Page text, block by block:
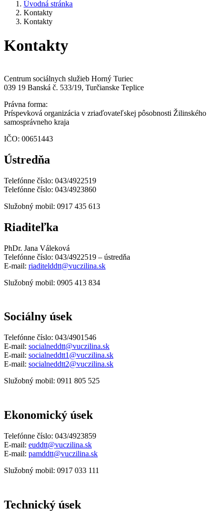
Úvodná stránka
Kontakty
Kontakty
Kontakty
Centrum sociálnych služieb Horný Turiec
039 19 Banská č. 533/19, Turčianske Teplice
Právna forma:
Príspevková organizácia v zriaďovateľskej pôsobnosti Žilinského
samosprávneho kraja
IČO: 00651443
Ústredňa
Telefónne číslo: 043/4922519
Telefónne číslo: 043/4923860
Služobný mobil: 0917 435 613
Riaditeľka
PhDr. Jana Váleková
Telefónne číslo: 043/4922519 – ústredňa
E-mail: riaditelddtt@vuczilina.sk
Služobný mobil: 0905 413 834
Sociálny úsek
Telefónne číslo: 043/4901546
E-mail: socialneddtt@vuczilina.sk
E-mail: socialneddtt1@vuczilina.sk
E-mail: socialneddtt2@vuczilina.sk
Služobný mobil: 0911 805 525
Ekonomický úsek
Telefónne číslo: 043/4923859
E-mail: euddtt@vuczilina.sk
E-mail: pamddtt@vuczilina.sk
Služobný mobil: 0917 033 111
Technický úsek